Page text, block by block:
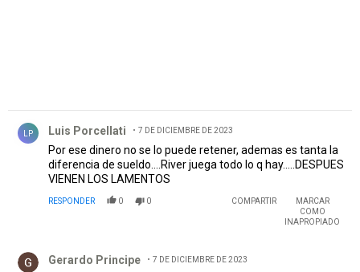
LP Luis Porcellati 7 DE DICIEMBRE DE 2023
Por ese dinero no se lo puede retener, ademas es tanta la
diferencia de sueldo....River juega todo lo q hay.....DESPUES
VIENEN LOS LAMENTOS
RESPONDER 0 0 COMPARTIR
MARCAR
COMO
INAPROPIADO
Gerardo Principe 7 DE DICIEMBRE DE 2023